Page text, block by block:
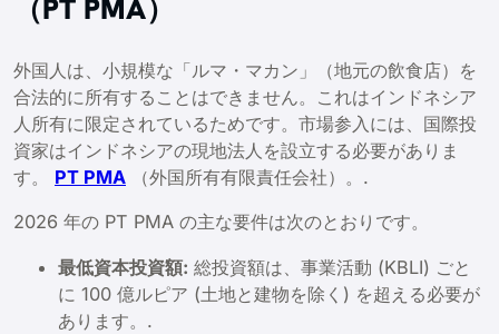
（PT PMA）
外国人は、小規模な「ルマ・マカン」（地元の飲食店）を
合法的に所有することはできません。これはインドネシア
人所有に限定されているためです。市場参入には、国際投
資家はインドネシアの現地法人を設立する必要がありま
す。 PT PMA （外国所有有限責任会社）。.
2026 年の PT PMA の主な要件は次のとおりです。
最低資本投資額: 総投資額は、事業活動 (KBLI) ごと
に 100 億ルピア (土地と建物を除く) を超える必要が
あります。.